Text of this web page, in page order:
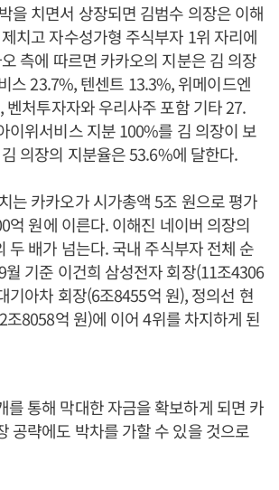
을 치면서 상장되면 김범수 의장은 이해
치고 자수성가형 주식부자 1위 자리에
측에 따르면 카카오의 지분은 김 의장
스 23.7%, 텐센트 13.3%, 위메이드엔
벤처투자자와 우리사주 포함 기타 27.
이위서비스 지분 100%를 김 의장이 보
의장의 지분율은 53.6%에 달한다.
는 카카오가 시가총액 5조 원으로 평가
억 원에 이른다. 이해진 네이버 의장의
두 배가 넘는다. 국내 주식부자 전체 순
월 기준 이건희 삼성전자 회장(11조4306
기아차 회장(6조8455억 원), 정의선 현
조8058억 원)에 이어 4위를 차지하게 된
를 통해 막대한 자금을 확보하게 되면 카
공략에도 박차를 가할 수 있을 것으로